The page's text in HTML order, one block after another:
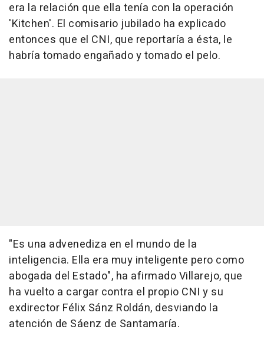
era la relación que ella tenía con la operación
'Kitchen'. El comisario jubilado ha explicado
entonces que el CNI, que reportaría a ésta, le
habría tomado engañado y tomado el pelo.
"Es una advenediza en el mundo de la
inteligencia. Ella era muy inteligente pero como
abogada del Estado", ha afirmado Villarejo, que
ha vuelto a cargar contra el propio CNI y su
exdirector Félix Sánz Roldán, desviando la
atención de Sáenz de Santamaría.